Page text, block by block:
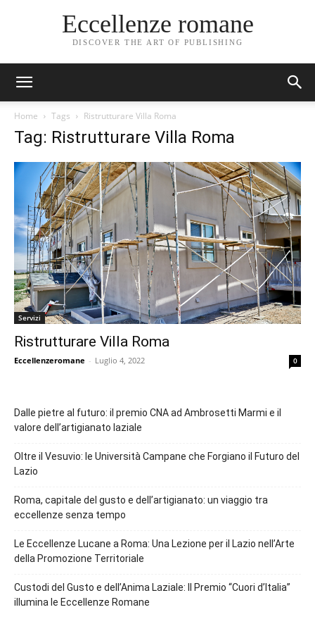
Eccellenze romane
DISCOVER THE ART OF PUBLISHING
Home Tags Ristrutturare Villa Roma
Tag: Ristrutturare Villa Roma
Servizi
Ristrutturare Villa Roma
Eccellenzeromane - Luglio 4, 2022 0
Dalle pietre al futuro: il premio CNA ad Ambrosetti Marmi e il
valore dell’artigianato laziale
Oltre il Vesuvio: le Università Campane che Forgiano il Futuro del
Lazio
Roma, capitale del gusto e dell’artigianato: un viaggio tra
eccellenze senza tempo
Le Eccellenze Lucane a Roma: Una Lezione per il Lazio nell’Arte
della Promozione Territoriale
Custodi del Gusto e dell’Anima Laziale: Il Premio “Cuori d’Italia”
illumina le Eccellenze Romane